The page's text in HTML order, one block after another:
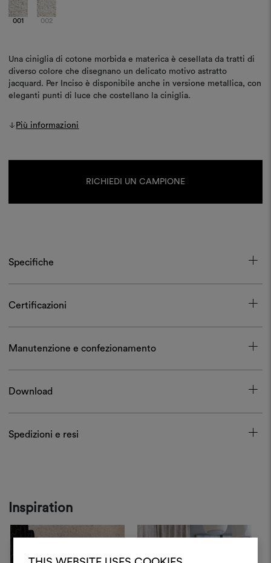
001 002
Una ciniglia di cotone morbida e materica è cesellata da tratti di
diverso colore che disegnano un delicato motivo astratto
jacquard. Per Inciso è disponibile anche in versione metallica, con
eleganti punti di luce che costellano la ciniglia.
Più informazioni
RICHIEDI UN CAMPIONE
Specifiche
Certificazioni
Manutenzione e confezionamento
Download
Spedizioni e resi
Inspiration